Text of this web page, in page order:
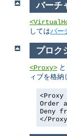
バーチ
してはバー
プロク
<Proxy> と
ィブを格納
Order
Deny
</